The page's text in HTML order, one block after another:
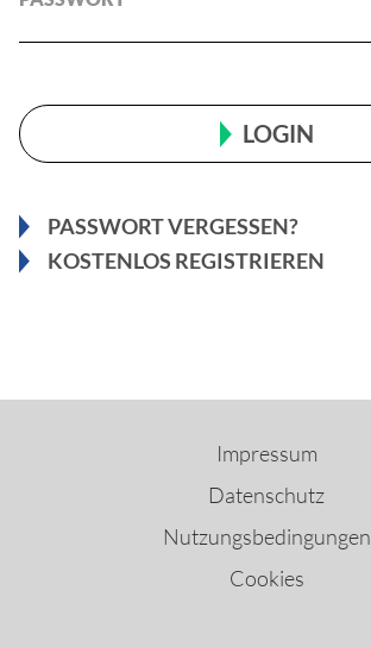
LOGIN
PASSWORT VERGESSEN?
KOSTENLOS REGISTRIEREN
Impressum
Datenschutz
Nutzungsbedingungen
Cookies